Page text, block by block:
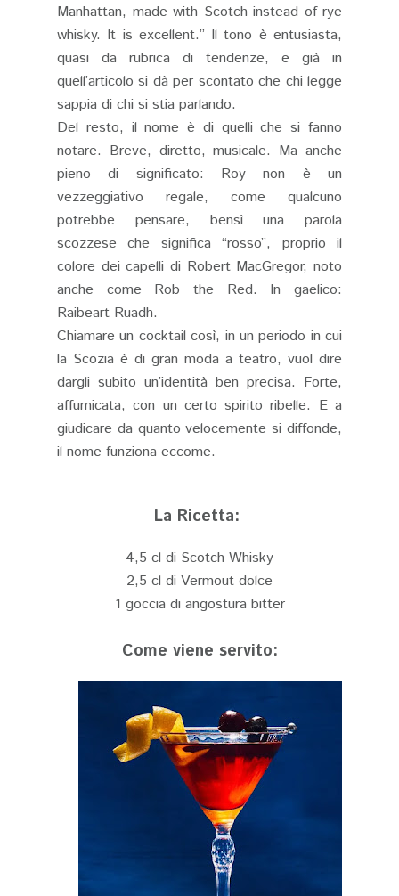
Manhattan, made with Scotch instead of rye
whisky. It is excellent.” Il tono è entusiasta,
quasi da rubrica di tendenze, e già in
quell’articolo si dà per scontato che chi legge
sappia di chi si stia parlando.
Del resto, il nome è di quelli che si fanno
notare. Breve, diretto, musicale. Ma anche
pieno di significato: Roy non è un
vezzeggiativo regale, come qualcuno
potrebbe pensare, bensì una parola
scozzese che significa “rosso”, proprio il
colore dei capelli di Robert MacGregor, noto
anche come Rob the Red. In gaelico:
Raibeart Ruadh.
Chiamare un cocktail così, in un periodo in cui
la Scozia è di gran moda a teatro, vuol dire
dargli subito un’identità ben precisa. Forte,
affumicata, con un certo spirito ribelle. E a
giudicare da quanto velocemente si diffonde,
il nome funziona eccome.
La Ricetta:
4,5 cl di Scotch Whisky
2,5 cl di Vermout dolce
1 goccia di angostura bitter
Come viene servito: